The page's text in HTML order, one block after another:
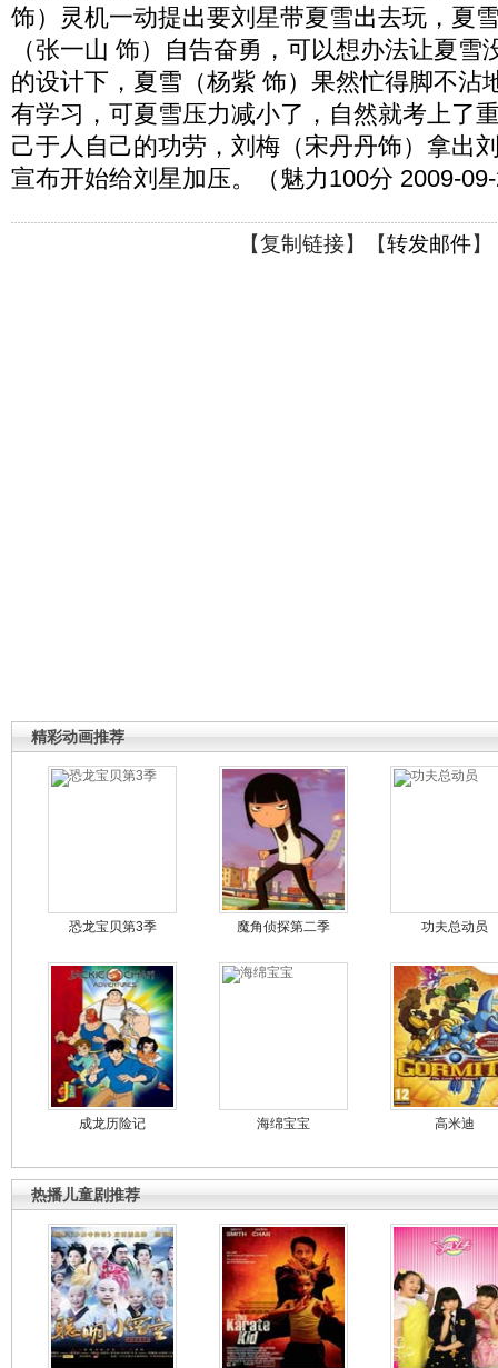
饰）灵机一动提出要刘星带夏雪出去玩，夏
（张一山 饰）自告奋勇，可以想办法让夏雪
的设计下，夏雪（杨紫 饰）果然忙得脚不沾
有学习，可夏雪压力减小了，自然就考上了
己于人自己的功劳，刘梅（宋丹丹饰）拿出
宣布开始给刘星加压。（魅力100分 2009-
【复制链接】【转发邮件】
精彩动画推荐
恐龙宝贝第3季 魔角侦探第二季 功夫总动员
成龙历险记 海绵宝宝 高米迪
热播儿童剧推荐